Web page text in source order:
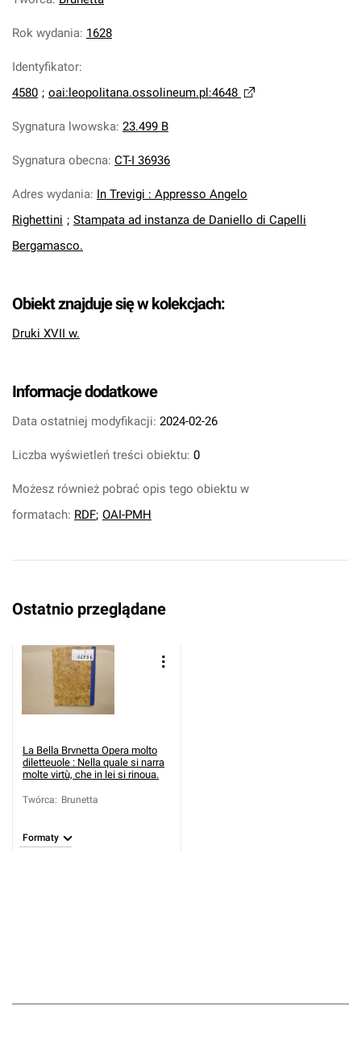
Rok wydania: 1628
Identyfikator:
4580 ; oai:leopolitana.ossolineum.pl:4648
Sygnatura lwowska: 23.499 B
Sygnatura obecna: CT-I 36936
Adres wydania: In Trevigi : Appresso Angelo
Righettini ; Stampata ad instanza de Daniello di Capelli
Bergamasco.
Obiekt znajduje się w kolekcjach:
Druki XVII w.
Informacje dodatkowe
Data ostatniej modyfikacji: 2024-02-26
Liczba wyświetleń treści obiektu: 0
Możesz również pobrać opis tego obiektu w
formatach: RDF; OAI-PMH
Ostatnio przeglądane
La Bella Brvnetta Opera molto
diletteuole : Nella quale si narra
molte virtù, che in lei si rinoua.
Twórca: Brunetta
Formaty